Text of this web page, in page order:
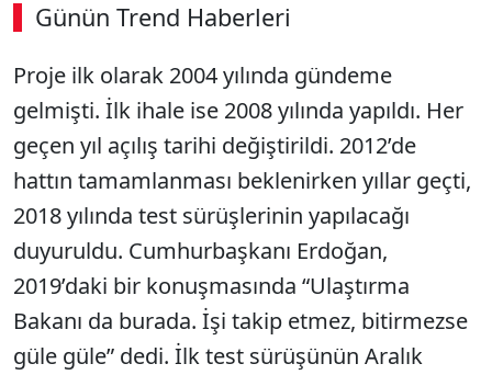
Günün Trend Haberleri
Proje ilk olarak 2004 yılında gündeme
gelmişti. İlk ihale ise 2008 yılında yapıldı. Her
geçen yıl açılış tarihi değiştirildi. 2012’de
hattın tamamlanması beklenirken yıllar geçti,
2018 yılında test sürüşlerinin yapılacağı
duyuruldu. Cumhurbaşkanı Erdoğan,
2019’daki bir konuşmasında “Ulaştırma
Bakanı da burada. İşi takip etmez, bitirmezse
güle güle” dedi. İlk test sürüşünün Aralık